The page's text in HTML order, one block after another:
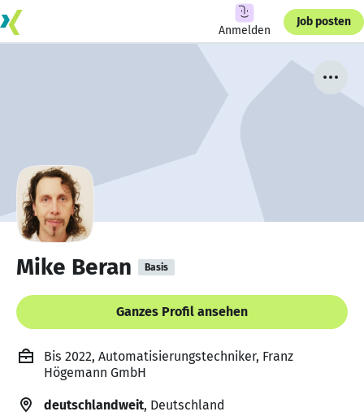
Anmelden
Job posten
Mike Beran Basis
Ganzes Profil ansehen
Bis 2022, Automatisierungstechniker, Franz
Högemann GmbH
deutschlandweit, Deutschland